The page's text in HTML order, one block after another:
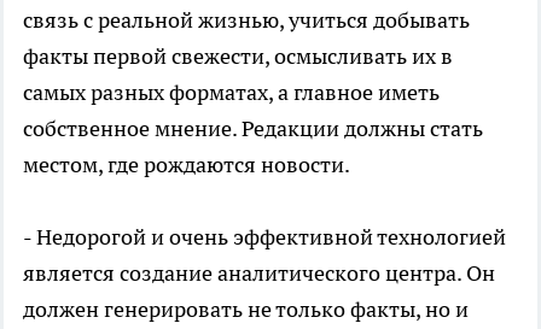
связь с реальной жизнью, учиться добывать
факты первой свежести, осмысливать их в
самых разных форматах, а главное иметь
собственное мнение. Редакции должны стать
местом, где рождаются новости.
- Недорогой и очень эффективной технологией
является создание аналитического центра. Он
должен генерировать не только факты, но и